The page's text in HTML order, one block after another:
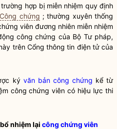
hợp bị miễn nhiệm quy định
chứng ; thường xuyên thống
viên đương nhiên miễn nhiệm
công chứng của Bộ Tư pháp,
trên Cổng thông tin điện tử của
ký văn bản công chứng kể từ
công chứng viên có hiệu lực thi
nhiệm lại công chứng viên